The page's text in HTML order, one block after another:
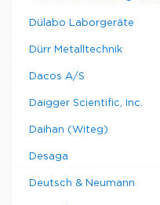
Dülabo Laborgeräte
Dürr Metalltechnik
Dacos A/S
Daigger Scientific, Inc.
Daihan (Witeg)
Desaga
Deutsch & Neumann